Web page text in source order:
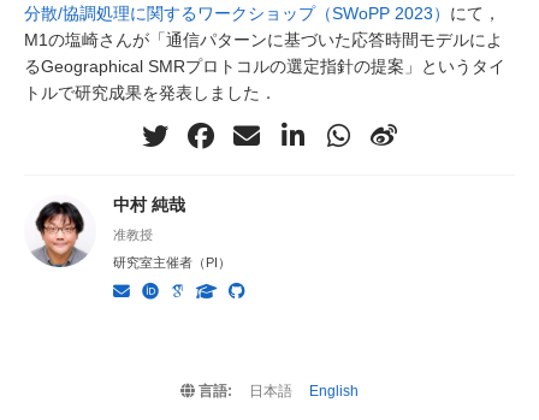
分散/協調処理に関するワークショップ（SWoPP 2023） にて，
M1の塩崎さんが「通信パターンに基づいた応答時間モデルによ
るGeographical SMRプロトコルの選定指針の提案」というタイ
トルで研究成果を発表しました．
中村 純哉
准教授
研究室主催者（PI）
言語: 日本語 English